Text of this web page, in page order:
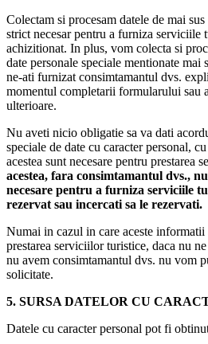
Colectam si procesam datele de mai
strict necesar pentru a furniza serviciile
achizitionat. In plus, vom colecta si
date personale speciale mentionate mai
ne-ati furnizat consimtamantul dvs.
momentul completarii formularului sau
ulterioare.
Nu aveti nicio obligatie sa va dati
speciale de date cu caracter personal,
acestea sunt necesare pentru prestarea
acestea, fara consimtamantul dvs.,
necesare pentru a furniza serviciile
rezervat sau incercati sa le rezervati.
Numai in cazul in care aceste informatii
prestarea serviciilor turistice, daca nu
nu avem consimtamantul dvs. nu vom
solicitate.
5. SURSA DATELOR CU
Datele cu caracter personal pot fi